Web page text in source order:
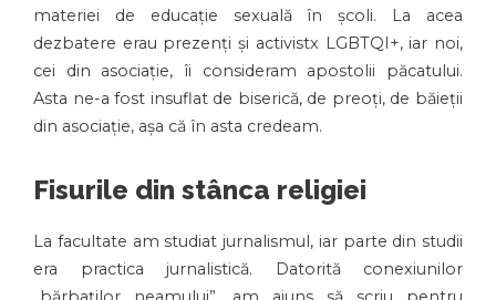
materiei de educație sexuală în școli. La acea
dezbatere erau prezenți și activistx LGBTQI+, iar noi,
cei din asociație, îi consideram apostolii păcatului.
Asta ne-a fost insuflat de biserică, de preoți, de băieții
din asociație, așa că în asta credeam.
Fisurile din stânca religiei
La facultate am studiat jurnalismul, iar parte din studii
era practica jurnalistică. Datorită conexiunilor